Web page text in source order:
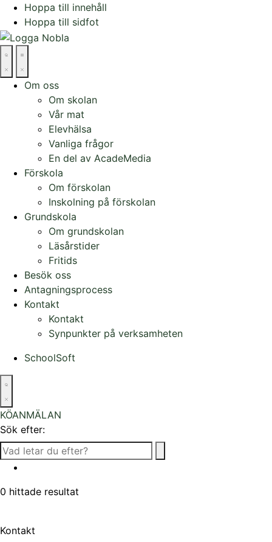
Hoppa till innehåll
Hoppa till sidfot
Om oss
Om skolan
Vår mat
Elevhälsa
Vanliga frågor
En del av AcadeMedia
Förskola
Om förskolan
Inskolning på förskolan
Grundskola
Om grundskolan
Läsårstider
Fritids
Besök oss
Antagningsprocess
Kontakt
Kontakt
Synpunkter på verksamheten
SchoolSoft
KÖANMÄLAN
Sök efter:
0 hittade resultat
Kontakt